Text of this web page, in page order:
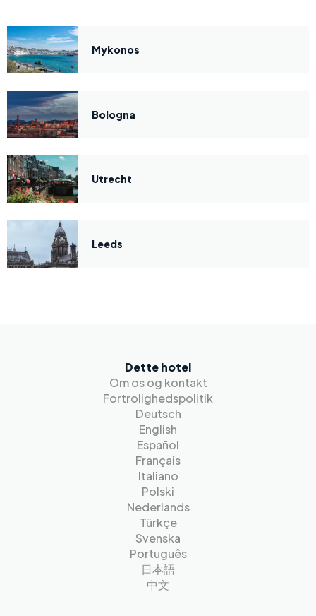
Mykonos
Bologna
Utrecht
Leeds
Dette hotel
Om os og kontakt
Fortrolighedspolitik
Deutsch
English
Español
Français
Italiano
Polski
Nederlands
Türkçe
Svenska
Português
日本語
中文